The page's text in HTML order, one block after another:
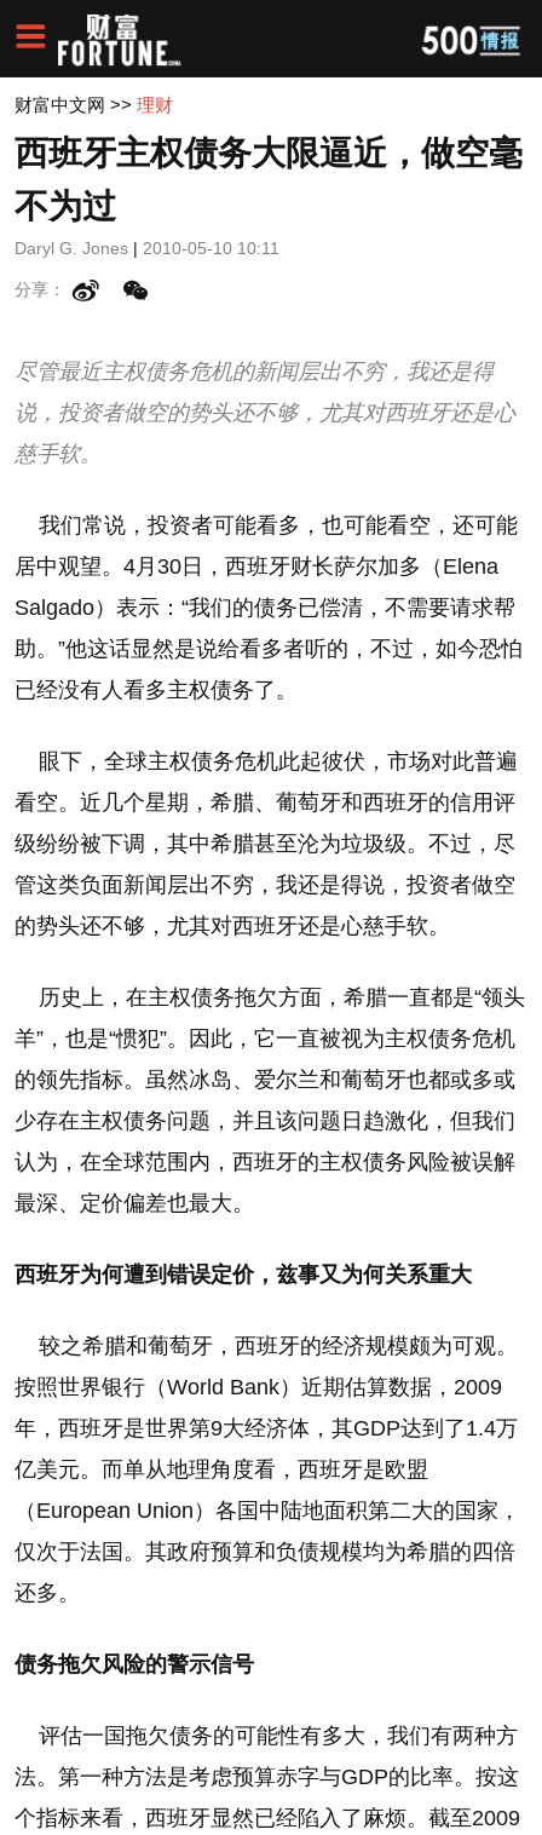
财富中文网 >> 理财
西班牙主权债务大限逼近，做空毫
不为过
Daryl G. Jones | 2010-05-10 10:11
分享：
尽管最近主权债务危机的新闻层出不穷，我还是得
说，投资者做空的势头还不够，尤其对西班牙还是心
慈手软。
我们常说，投资者可能看多，也可能看空，还可能
居中观望。4月30日，西班牙财长萨尔加多（Elena
Salgado）表示：“我们的债务已偿清，不需要请求帮
助。”他这话显然是说给看多者听的，不过，如今恐怕
已经没有人看多主权债务了。
眼下，全球主权债务危机此起彼伏，市场对此普遍
看空。近几个星期，希腊、葡萄牙和西班牙的信用评
级纷纷被下调，其中希腊甚至沦为垃圾级。不过，尽
管这类负面新闻层出不穷，我还是得说，投资者做空
的势头还不够，尤其对西班牙还是心慈手软。
历史上，在主权债务拖欠方面，希腊一直都是“领头
羊”，也是“惯犯”。因此，它一直被视为主权债务危机
的领先指标。虽然冰岛、爱尔兰和葡萄牙也都或多或
少存在主权债务问题，并且该问题日趋激化，但我们
认为，在全球范围内，西班牙的主权债务风险被误解
最深、定价偏差也最大。
西班牙为何遭到错误定价，兹事又为何关系重大
较之希腊和葡萄牙，西班牙的经济规模颇为可观。
按照世界银行（World Bank）近期估算数据，2009
年，西班牙是世界第9大经济体，其GDP达到了1.4万
亿美元。而单从地理角度看，西班牙是欧盟
（European Union）各国中陆地面积第二大的国家，
仅次于法国。其政府预算和负债规模均为希腊的四倍
还多。
债务拖欠风险的警示信号
评估一国拖欠债务的可能性有多大，我们有两种方
法。第一种方法是考虑预算赤字与GDP的比率。按这
个指标来看，西班牙显然已经陷入了麻烦。截至2009